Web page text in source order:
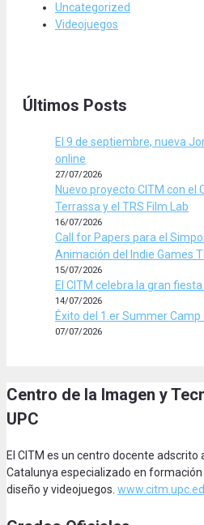
Uncategorized
Videojuegos
Últimos Posts
El 9 de septiembre, nueva
online
27/07/2026
Nuevo proyecto CITM con el
Terrassa y el TRS Film Lab
16/07/2026
Call for Papers para el
Animación del Indie Games
15/07/2026
El CITM celebra la gran
14/07/2026
Éxito del 1.er Summer Camp
07/07/2026
Centro de la Imagen y
UPC
El CITM es un centro docente
Catalunya especializado en
diseño y videojuegos.